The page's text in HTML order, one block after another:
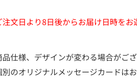
文日より8日後からお届け日時をお
仕様、デザインが変わる場合がご
のオリジナルメッセージカードはお